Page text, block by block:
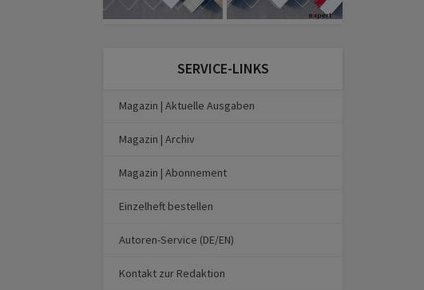
SERVICE-LINKS
Magazin | Aktuelle Ausgaben
Magazin | Archiv
Magazin | Abonnement
Einzelheft bestellen
Autoren-Service (DE/EN)
Kontakt zur Redaktion